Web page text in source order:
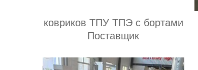
ковриков ТПУ ТПЭ с бортами
Поставщик